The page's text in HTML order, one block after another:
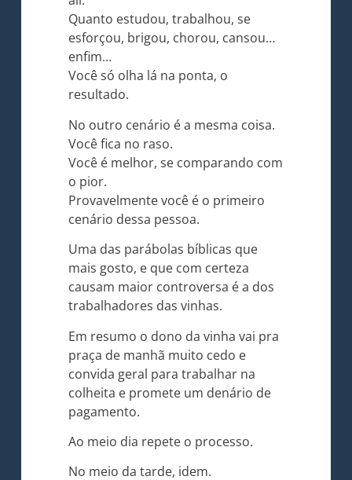
Quanto estudou, trabalhou, se
esforçou, brigou, chorou, cansou…
enfim…
Você só olha lá na ponta, o
resultado.
No outro cenário é a mesma coisa.
Você fica no raso.
Você é melhor, se comparando com
o pior.
Provavelmente você é o primeiro
cenário dessa pessoa.
Uma das parábolas bíblicas que
mais gosto, e que com certeza
causam maior controversa é a dos
trabalhadores das vinhas.
Em resumo o dono da vinha vai pra
praça de manhã muito cedo e
convida geral para trabalhar na
colheita e promete um denário de
pagamento.
Ao meio dia repete o processo.
No meio da tarde, idem.